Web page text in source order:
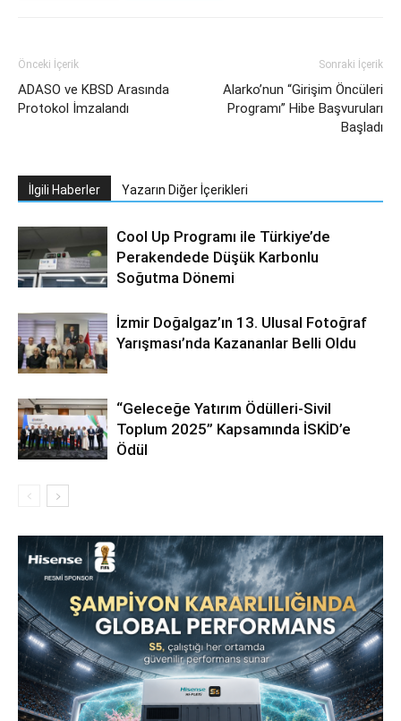
Önceki İçerik
ADASO ve KBSD Arasında
Protokol İmzalandı
Sonraki İçerik
Alarko’nun “Girişim Öncüleri
Programı” Hibe Başvuruları
Başladı
İlgili Haberler Yazarın Diğer İçerikleri
Cool Up Programı ile Türkiye’de
Perakendede Düşük Karbonlu
Soğutma Dönemi
İzmir Doğalgaz’ın 13. Ulusal Fotoğraf
Yarışması’nda Kazananlar Belli Oldu
“Geleceğe Yatırım Ödülleri-Sivil
Toplum 2025” Kapsamında İSKİD’e
Ödül